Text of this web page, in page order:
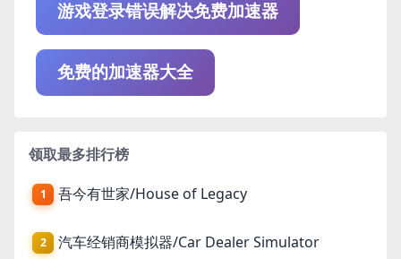
游戏登录错误解决免费加速器
免费的加速器大全
领取最多排行榜
1 吾今有世家/House of Legacy
2 汽车经销商模拟器/Car Dealer Simulator